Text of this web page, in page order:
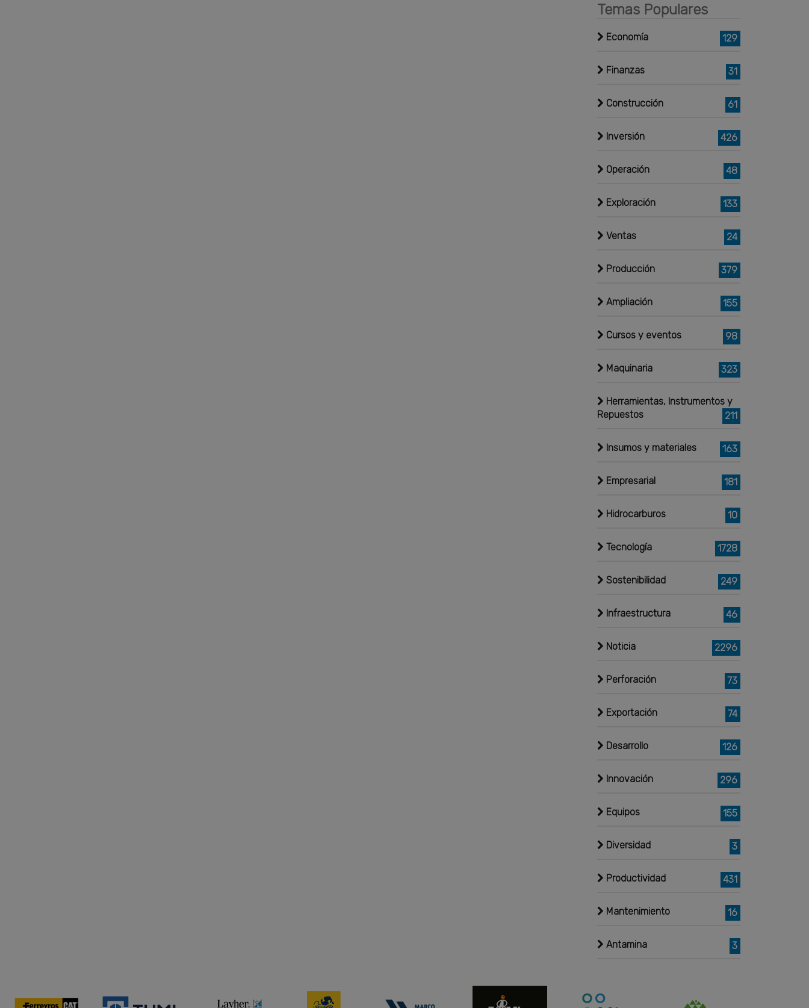
Temas Populares
Economía 129
Finanzas 31
Construcción 61
Inversión 426
Operación 48
Exploración 133
Ventas 24
Producción 379
Ampliación 155
Cursos y eventos 98
Maquinaria 323
Herramientas, Instrumentos y
Repuestos
211
Insumos y materiales 163
Empresarial 181
Hidrocarburos 10
Tecnología 1728
Sostenibilidad 249
Infraestructura 46
Noticia 2296
Perforación 73
Exportación 74
Desarrollo 126
Innovación 296
Equipos 155
Diversidad 3
Productividad 431
Mantenimiento 16
Antamina 3